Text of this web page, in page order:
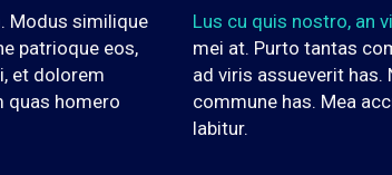
Modus similique
patrioque eos,
et dolorem
quas homero
Lus cu quis nostro, an
mei at. Purto tantas
ad viris assueverit
commune has. Mea
labitur.